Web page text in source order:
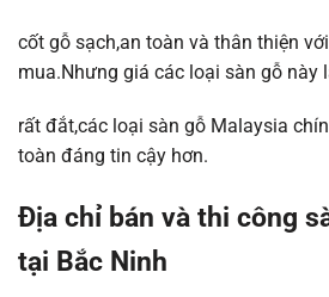
cốt gỗ sạch,an toàn và thân thiện
mua.Nhưng giá các loại sàn gỗ này
rất đắt,các loại sàn gỗ Malaysia
toàn đáng tin cậy hơn.
Địa chỉ bán và thi công
tại Bắc Ninh